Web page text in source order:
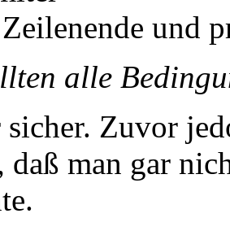
und
alle
Zuvor
daß man gar